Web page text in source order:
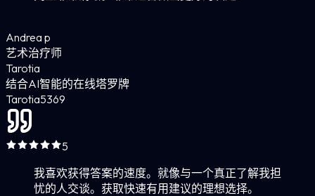
Andrea p
艺术治疗师
Tarotia
结合AI智能的在线塔罗牌
Tarotia5369
5
我喜欢获得答案的速度。就像与一个真正了解我担
忧的人交谈。获取快速有用建议的理想选择。